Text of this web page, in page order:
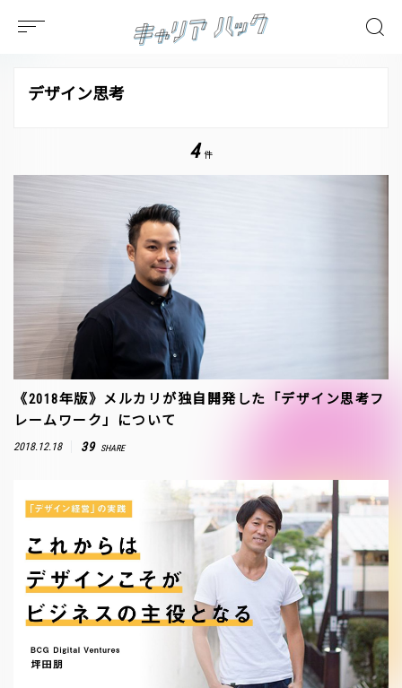
デザイン思考
4 件
《2018年版》メルカリが独自開発した「デザイン思考フ
レームワーク」について
2018.12.18 39 SHARE